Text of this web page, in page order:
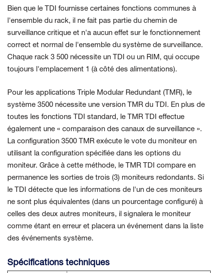
Bien que le TDI fournisse certaines fonctions communes à
l'ensemble du rack, il ne fait pas partie du chemin de
surveillance critique et n'a aucun effet sur le fonctionnement
correct et normal de l'ensemble du système de surveillance.
Chaque rack 3 500 nécessite un TDI ou un RIM, qui occupe
toujours l'emplacement 1 (à côté des alimentations).
Pour les applications Triple Modular Redundant (TMR), le
système 3500 nécessite une version TMR du TDI. En plus de
toutes les fonctions TDI standard, le TMR TDI effectue
également une « comparaison des canaux de surveillance ».
La configuration 3500 TMR exécute le vote du moniteur en
utilisant la configuration spécifiée dans les options du
moniteur. Grâce à cette méthode, le TMR TDI compare en
permanence les sorties de trois (3) moniteurs redondants. Si
le TDI détecte que les informations de l'un de ces moniteurs
ne sont plus équivalentes (dans un pourcentage configuré) à
celles des deux autres moniteurs, il signalera le moniteur
comme étant en erreur et placera un événement dans la liste
des événements système.
Spécifications techniques